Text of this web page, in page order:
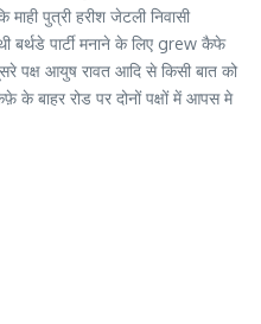
पुत्री हरीश जेटली निवासी
बर्थडे पार्टी मनाने के लिए grew कैफे
पक्ष आयुष रावत आदि से किसी बात को
के बाहर रोड पर दोनों पक्षों में आपस मे